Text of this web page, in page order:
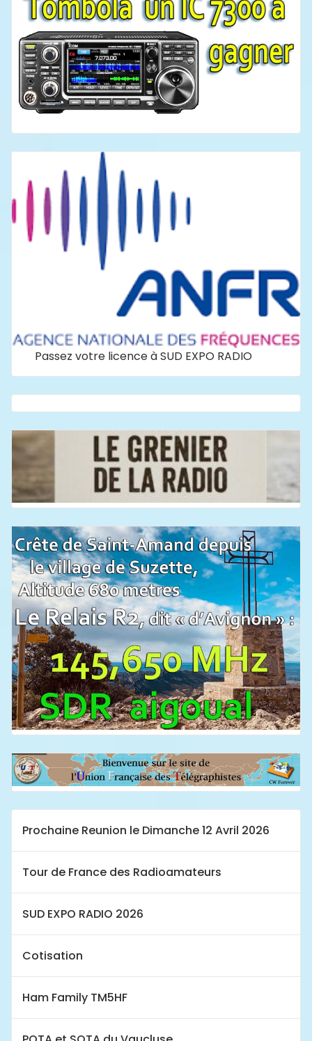
Passez votre licence à SUD EXPO RADIO
Prochaine Reunion le Dimanche 12 Avril 2026
Tour de France des Radioamateurs
SUD EXPO RADIO 2026
Cotisation
Ham Family TM5HF